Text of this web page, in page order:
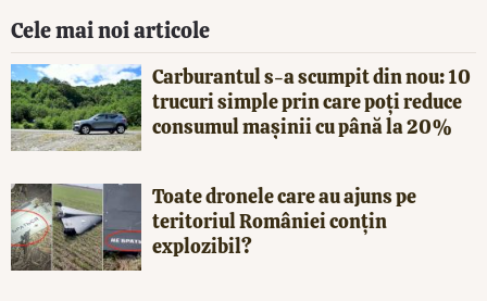
Cele mai noi articole
Carburantul s-a scumpit din nou: 10
trucuri simple prin care poți reduce
consumul mașinii cu până la 20%
Toate dronele care au ajuns pe
teritoriul României conțin
explozibil?